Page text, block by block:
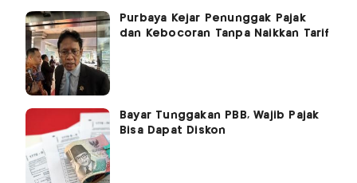
Purbaya Kejar Penunggak Pajak
dan Kebocoran Tanpa Naikkan Tarif
Bayar Tunggakan PBB, Wajib Pajak
Bisa Dapat Diskon